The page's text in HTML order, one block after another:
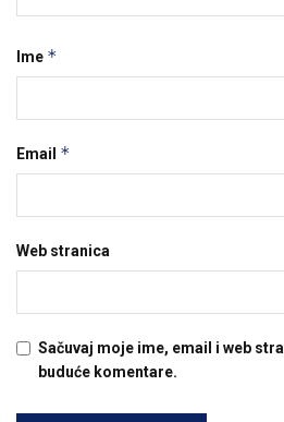
Ime *
Email *
Web stranica
Sačuvaj moje ime, email i web
buduće komentare.